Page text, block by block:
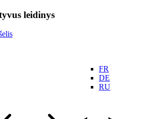
leidinys
FR
DE
RU